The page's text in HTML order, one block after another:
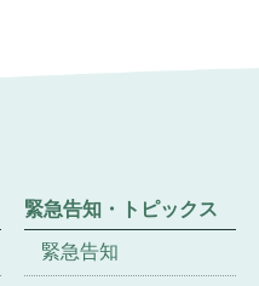
緊急告知・トピックス
緊急告知